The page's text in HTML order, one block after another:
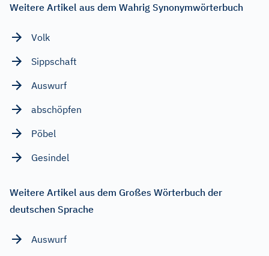
Weitere Artikel aus dem Wahrig Synonymwörterbuch
Volk
Sippschaft
Auswurf
abschöpfen
Pöbel
Gesindel
Weitere Artikel aus dem Großes Wörterbuch der
deutschen Sprache
Auswurf